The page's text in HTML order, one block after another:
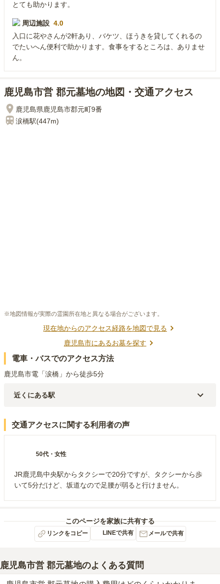
とても助かります。
周辺施設 4.0
入口に花やさんが2軒あり、バケツ、ほうきを貸してくれるの
でたいへん便利で助かります。食事をするところは、ありませ
ん。
鹿児島市営 郡元墓地の地図・交通アクセス
鹿児島県鹿児島市郡元町9番
涙橋駅(447m)
※地図情報が実際の霊園所在地と異なる場合がございます。
現在地からのアクセス経路を地図で見る
鹿児島市にあるお墓を探す
電車・バスでのアクセス方法
鹿児島市電「涙橋」から徒歩5分
近くにある駅
鹿児島市電２系統
中郡駅（808m ）
鹿児島市電１系統
南鹿児島駅前駅（875m）
）
交通アクセスに関する利用者の声
50代 ・ 女性
JR鹿児島中央駅からタクシーで20分ですが、タクシーから歩
いて5分だけど、坂道なので足腰が弱ると行けません。
このページを家族に共有する
リンクをコピー LINEで共有 メールで共有
鹿児島市営 郡元墓地のよくある質問